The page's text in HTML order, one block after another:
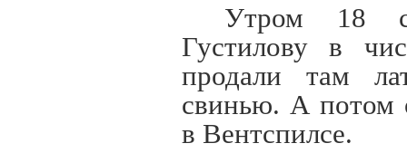
Утром 18
Густилову в
продали там
свинью. А потом
в Вентспилсе.